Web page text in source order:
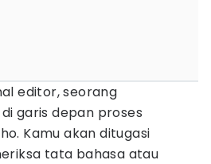
editor, seorang
garis depan proses
Kamu akan ditugasi
tata bahasa atau